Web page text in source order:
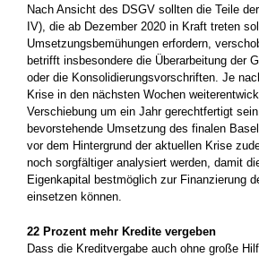
Nach Ansicht des DSGV sollten die Teile
IV), die ab Dezember 2020 in Kraft treten
Umsetzungsbemühungen erfordern,
betrifft insbesondere die Überarbeitung der
oder die Konsolidierungsvorschriften. Je
Krise in den nächsten Wochen
Verschiebung um ein Jahr gerechtfertigt
bevorstehende Umsetzung des finalen
vor dem Hintergrund der aktuellen Krise
noch sorgfältiger analysiert werden, damit
Eigenkapital bestmöglich zur Finanzierung
einsetzen können.
22 Prozent mehr Kredite vergeben
Dass die Kreditvergabe auch ohne große